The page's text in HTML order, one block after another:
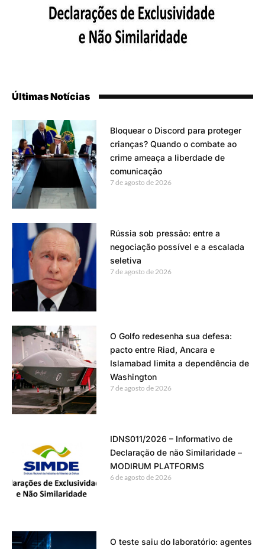
Últimas Notícias
Bloquear o Discord para proteger
crianças? Quando o combate ao
crime ameaça a liberdade de
comunicação
7 de agosto de 2026
Rússia sob pressão: entre a
negociação possível e a escalada
seletiva
7 de agosto de 2026
O Golfo redesenha sua defesa:
pacto entre Riad, Ancara e
Islamabad limita a dependência de
Washington
7 de agosto de 2026
IDNS011/2026 – Informativo de
Declaração de não Similaridade –
MODIRUM PLATFORMS
6 de agosto de 2026
O teste saiu do laboratório: agentes